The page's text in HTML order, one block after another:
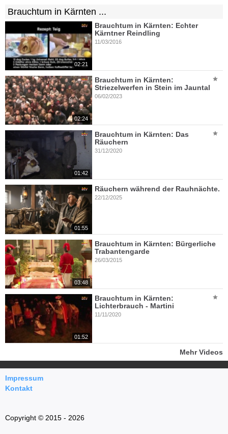
Brauchtum in Kärnten ...
02:21
Brauchtum in Kärnten: Echter
Kärntner Reindling
11/03/2016
02:24
Brauchtum in Kärnten:
Striezelwerfen in Stein im Jauntal
06/02/2023
01:42
Brauchtum in Kärnten: Das
Räuchern
31/12/2020
01:55
Räuchern während der Rauhnächte.
22/12/2025
03:48
Brauchtum in Kärnten: Bürgerliche
Trabantengarde
26/03/2015
01:52
Brauchtum in Kärnten:
Lichterbrauch - Martini
11/11/2020
Mehr Videos
Impressum
Kontakt
Copyright © 2015 - 2026